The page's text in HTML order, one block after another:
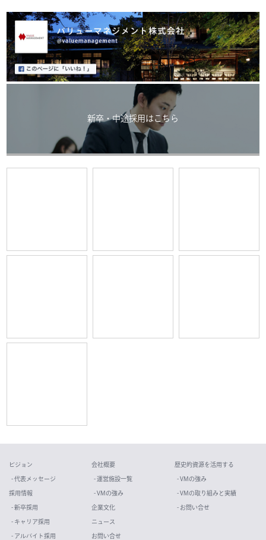
新卒・中途採用はこちら
ビジョン
- 代表メッセージ
採用情報
- 新卒採用
- キャリア採用
- アルバイト採用
会社概要
- 運営施設一覧
- VMの強み
企業文化
ニュース
お問い合せ
歴史的資源を活用する
- VMの強み
- VMの取り組みと実績
- お問い合せ